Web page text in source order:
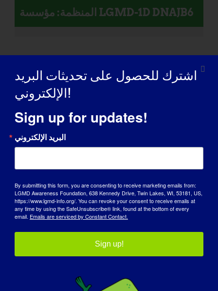
المنظمة: مؤسسة LGMD-1D DNAJB6
الأفراد المصابون بداء الغدد اللمفاوية:
ويليام
اشترك للحصول على تحديثات البريد
الإلكتروني!
Sign up for updates!
البريد الإلكتروني
By submitting this form, you are consenting to receive marketing emails from:
LGMD Awareness Foundation, 638 Kennedy Drive, Twin Lakes, WI, 53181, US,
https://www.lgmd-info.org/. You can revoke your consent to receive emails at
any time by using the SafeUnsubscribe® link, found at the bottom of every
email. Emails are serviced by Constant Contact.
Sign up!